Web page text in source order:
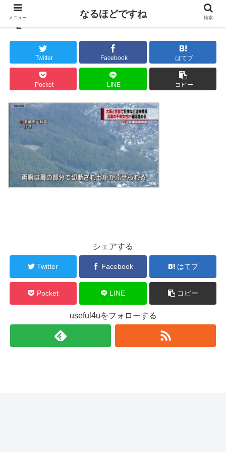
2
Twitter Facebook はてブ
Pocket LINE コピー
シェアする
Twitter Facebook はてブ
Pocket LINE コピー
useful4uをフォローする
メニュー なるほどですね 検索